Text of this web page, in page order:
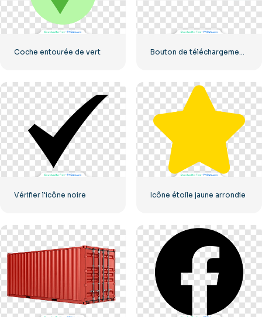
Coche entourée de vert Bouton de téléchargement noir avec icône de signe rouge
Vérifier l'icône noire Icône étoile jaune arrondie